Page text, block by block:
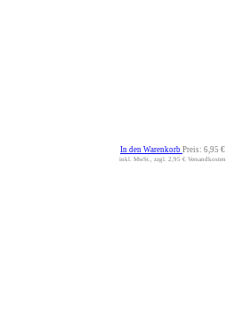
In den Warenkorb Preis: 6,95 €
inkl. MwSt., zzgl. 2,95 € Versandkosten